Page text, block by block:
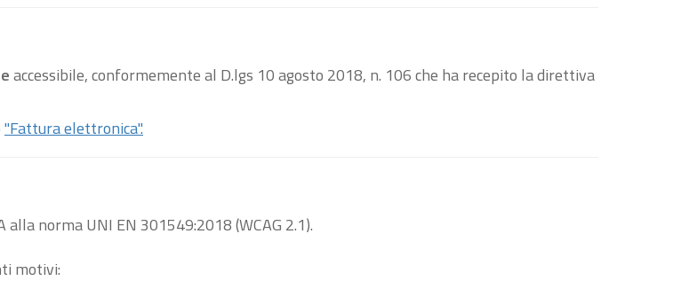
accessibile, conformemente al D.lgs 10 agosto 2018, n. 106 che ha recepito la direttiva
"Fattura elettronica".
norma UNI EN 301549:2018 (WCAG 2.1).
motivi: